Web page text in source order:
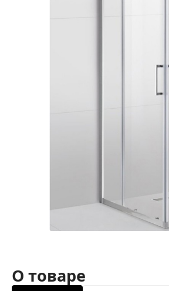
О товаре